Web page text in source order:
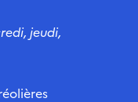
jeudi,